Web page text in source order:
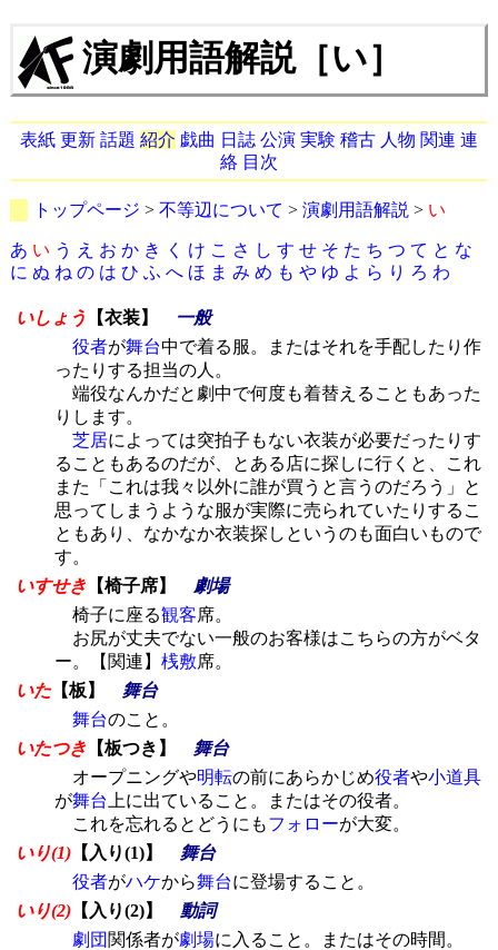
演劇用語解説［い］
表紙 更新 話題 紹介 戯曲 日誌 公演 実験 稽古 人物 関連 連
絡 目次
トップページ > 不等辺について > 演劇用語解説 > い
あ い う え お か き く け こ さ し す せ そ た ち つ て と な
に ぬ ね の は ひ ふ へ ほ ま み め も や ゆ よ ら り ろ わ
いしょう 【衣装】
一般
役者が舞台中で着る服。またはそれを手配したり作
ったりする担当の人。
端役なんかだと劇中で何度も着替えることもあった
りします。
芝居によっては突拍子もない衣装が必要だったりす
ることもあるのだが、とある店に探しに行くと、これ
また「これは我々以外に誰が買うと言うのだろう」と
思ってしまうような服が実際に売られていたりするこ
ともあり、なかなか衣装探しというのも面白いもので
す。
いすせき 【椅子席】 劇場
椅子に座る観客席。
お尻が丈夫でない一般のお客様はこちらの方がベタ
ー。【関連】 桟敷席。
いた【板】 舞台
舞台のこと。
いたつき 【板つき】 舞台
オープニングや明転の前にあらかじめ役者や小道具
が舞台 上に出ていること。またはその役者。
これを忘れるとどうにもフォローが大変。
いり(1)【入り(1)】 舞台
役者がハケから舞台に登場すること。
いり(2)【入り(2)】 動詞
劇団 関係者が劇場に入ること。またはその時間。